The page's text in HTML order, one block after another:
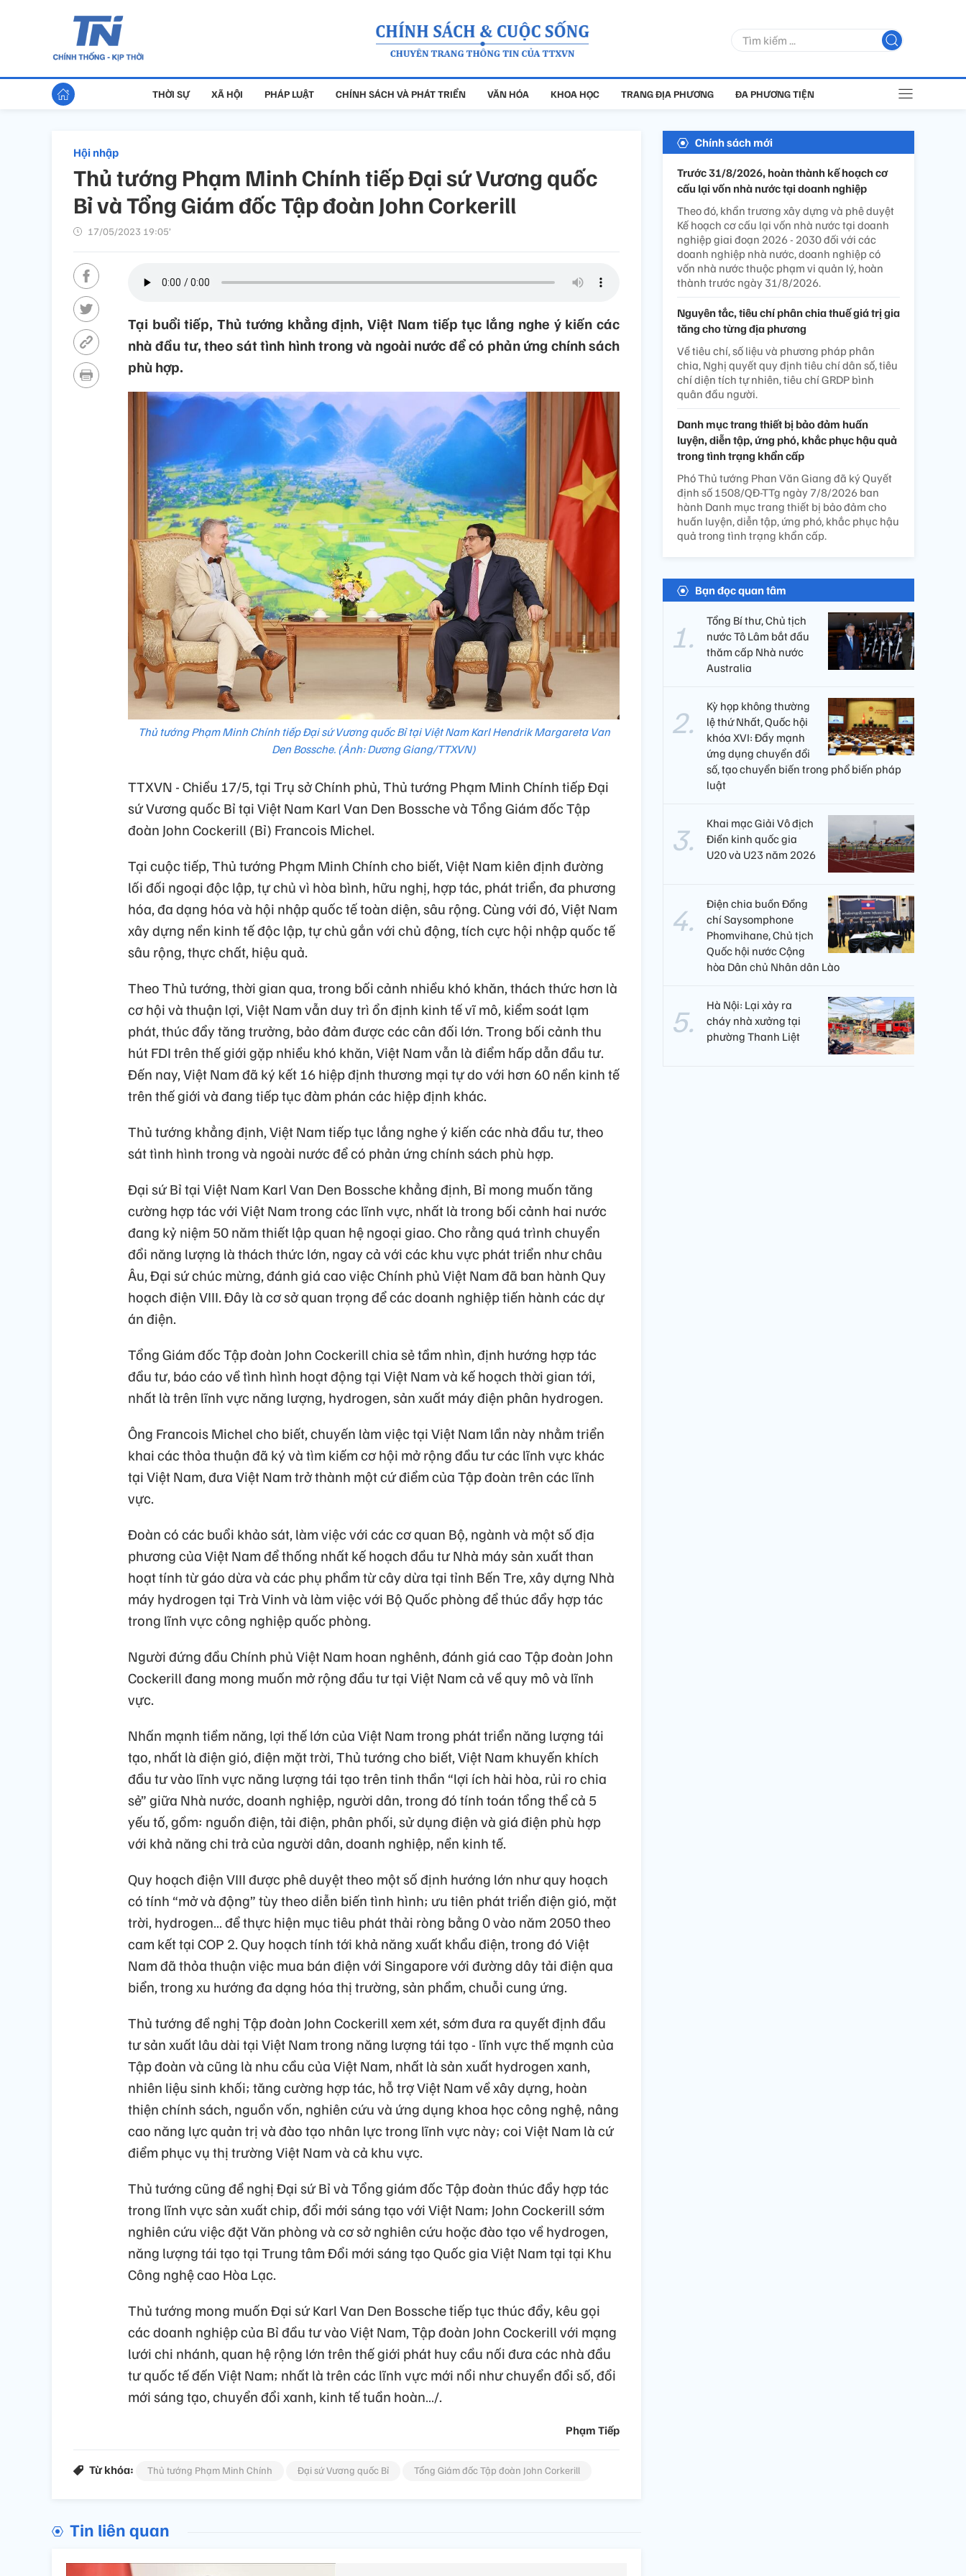
THỜI SỰ XÃ HỘI PHÁP LUẬT CHÍNH SÁCH VÀ PHÁT TRIỂN VĂN HÓA KHOA HỌC TRANG ĐỊA PHƯƠNG ĐA PHƯƠNG TIỆN
Hội nhập
Thủ tướng Phạm Minh Chính tiếp Đại sứ Vương quốc
Bỉ và Tổng Giám đốc Tập đoàn John Corkerill
17/05/2023 19:05’
Tại buổi tiếp, Thủ tướng khẳng định, Việt Nam tiếp tục lắng nghe ý kiến các
nhà đầu tư, theo sát tình hình trong và ngoài nước để có phản ứng chính sách
phù hợp.
Thủ tướng Phạm Minh Chính tiếp Đại sứ Vương quốc Bỉ tại Việt Nam Karl Hendrik Margareta Van
Den Bossche. (Ảnh: Dương Giang/TTXVN)
TTXVN - Chiều 17/5, tại Trụ sở Chính phủ, Thủ tướng Phạm Minh Chính tiếp Đại
sứ Vương quốc Bỉ tại Việt Nam Karl Van Den Bossche và Tổng Giám đốc Tập
đoàn John Cockerill (Bỉ) Francois Michel.
Tại cuộc tiếp, Thủ tướng Phạm Minh Chính cho biết, Việt Nam kiên định đường
lối đối ngoại độc lập, tự chủ vì hòa bình, hữu nghị, hợp tác, phát triển, đa phương
hóa, đa dạng hóa và hội nhập quốc tế toàn diện, sâu rộng. Cùng với đó, Việt Nam
xây dựng nền kinh tế độc lập, tự chủ gắn với chủ động, tích cực hội nhập quốc tế
sâu rộng, thực chất, hiệu quả.
Theo Thủ tướng, thời gian qua, trong bối cảnh nhiều khó khăn, thách thức hơn là
cơ hội và thuận lợi, Việt Nam vẫn duy trì ổn định kinh tế vĩ mô, kiểm soát lạm
phát, thúc đẩy tăng trưởng, bảo đảm được các cân đối lớn. Trong bối cảnh thu
hút FDI trên thế giới gặp nhiều khó khăn, Việt Nam vẫn là điểm hấp dẫn đầu tư.
Đến nay, Việt Nam đã ký kết 16 hiệp định thương mại tự do với hơn 60 nền kinh tế
trên thế giới và đang tiếp tục đàm phán các hiệp định khác.
Thủ tướng khẳng định, Việt Nam tiếp tục lắng nghe ý kiến các nhà đầu tư, theo
sát tình hình trong và ngoài nước để có phản ứng chính sách phù hợp.
Đại sứ Bỉ tại Việt Nam Karl Van Den Bossche khẳng định, Bỉ mong muốn tăng
cường hợp tác với Việt Nam trong các lĩnh vực, nhất là trong bối cảnh hai nước
đang kỷ niệm 50 năm thiết lập quan hệ ngoại giao. Cho rằng quá trình chuyển
đổi năng lượng là thách thức lớn, ngay cả với các khu vực phát triển như châu
Âu, Đại sứ chúc mừng, đánh giá cao việc Chính phủ Việt Nam đã ban hành Quy
hoạch điện VIII. Đây là cơ sở quan trọng để các doanh nghiệp tiến hành các dự
án điện.
Tổng Giám đốc Tập đoàn John Cockerill chia sẻ tầm nhìn, định hướng hợp tác
đầu tư, báo cáo về tình hình hoạt động tại Việt Nam và kế hoạch thời gian tới,
nhất là trên lĩnh vực năng lượng, hydrogen, sản xuất máy điện phân hydrogen.
Ông Francois Michel cho biết, chuyến làm việc tại Việt Nam lần này nhằm triển
khai các thỏa thuận đã ký và tìm kiếm cơ hội mở rộng đầu tư các lĩnh vực khác
tại Việt Nam, đưa Việt Nam trở thành một cứ điểm của Tập đoàn trên các lĩnh
vực.
Đoàn có các buổi khảo sát, làm việc với các cơ quan Bộ, ngành và một số địa
phương của Việt Nam để thống nhất kế hoạch đầu tư Nhà máy sản xuất than
hoạt tính từ gáo dừa và các phụ phẩm từ cây dừa tại tỉnh Bến Tre, xây dựng Nhà
máy hydrogen tại Trà Vinh và làm việc với Bộ Quốc phòng để thúc đẩy hợp tác
trong lĩnh vực công nghiệp quốc phòng.
Người đứng đầu Chính phủ Việt Nam hoan nghênh, đánh giá cao Tập đoàn John
Cockerill đang mong muốn mở rộng đầu tư tại Việt Nam cả về quy mô và lĩnh
vực.
Nhấn mạnh tiềm năng, lợi thế lớn của Việt Nam trong phát triển năng lượng tái
tạo, nhất là điện gió, điện mặt trời, Thủ tướng cho biết, Việt Nam khuyến khích
đầu tư vào lĩnh vực năng lượng tái tạo trên tinh thần “lợi ích hài hòa, rủi ro chia
sẻ” giữa Nhà nước, doanh nghiệp, người dân, trong đó tính toán tổng thể cả 5
yếu tố, gồm: nguồn điện, tải điện, phân phối, sử dụng điện và giá điện phù hợp
với khả năng chi trả của người dân, doanh nghiệp, nền kinh tế.
Quy hoạch điện VIII được phê duyệt theo một số định hướng lớn như quy hoạch
có tính “mở và động” tùy theo diễn biến tình hình; ưu tiên phát triển điện gió, mặt
trời, hydrogen… để thực hiện mục tiêu phát thải ròng bằng 0 vào năm 2050 theo
cam kết tại COP 2. Quy hoạch tính tới khả năng xuất khẩu điện, trong đó Việt
Nam đã thỏa thuận việc mua bán điện với Singapore với đường dây tải điện qua
biển, trong xu hướng đa dạng hóa thị trường, sản phẩm, chuỗi cung ứng.
Thủ tướng đề nghị Tập đoàn John Cockerill xem xét, sớm đưa ra quyết định đầu
tư sản xuất lâu dài tại Việt Nam trong năng lượng tái tạo - lĩnh vực thế mạnh của
Tập đoàn và cũng là nhu cầu của Việt Nam, nhất là sản xuất hydrogen xanh,
nhiên liệu sinh khối; tăng cường hợp tác, hỗ trợ Việt Nam về xây dựng, hoàn
thiện chính sách, nguồn vốn, nghiên cứu và ứng dụng khoa học công nghệ, nâng
cao năng lực quản trị và đào tạo nhân lực trong lĩnh vực này; coi Việt Nam là cứ
điểm phục vụ thị trường Việt Nam và cả khu vực.
Thủ tướng cũng đề nghị Đại sứ Bỉ và Tổng giám đốc Tập đoàn thúc đẩy hợp tác
trong lĩnh vực sản xuất chip, đổi mới sáng tạo với Việt Nam; John Cockerill sớm
nghiên cứu việc đặt Văn phòng và cơ sở nghiên cứu hoặc đào tạo về hydrogen,
năng lượng tái tạo tại Trung tâm Đổi mới sáng tạo Quốc gia Việt Nam tại tại Khu
Công nghệ cao Hòa Lạc.
Thủ tướng mong muốn Đại sứ Karl Van Den Bossche tiếp tục thúc đẩy, kêu gọi
các doanh nghiệp của Bỉ đầu tư vào Việt Nam, Tập đoàn John Cockerill với mạng
lưới chi nhánh, quan hệ rộng lớn trên thế giới phát huy cầu nối đưa các nhà đầu
tư quốc tế đến Việt Nam; nhất là trên các lĩnh vực mới nổi như chuyển đổi số, đổi
mới sáng tạo, chuyển đổi xanh, kinh tế tuần hoàn…/.
Phạm Tiếp
Từ khóa: Thủ tướng Phạm Minh Chính Đại sứ Vương quốc Bỉ Tổng Giám đốc Tập đoàn John Corkerill
Tin liên quan
Chính sách mới
Trước 31/8/2026, hoàn thành kế hoạch cơ
cấu lại vốn nhà nước tại doanh nghiệp
Theo đó, khẩn trương xây dựng và phê duyệt
Kế hoạch cơ cấu lại vốn nhà nước tại doanh
nghiệp giai đoạn 2026 - 2030 đối với các
doanh nghiệp nhà nước, doanh nghiệp có
vốn nhà nước thuộc phạm vi quản lý, hoàn
thành trước ngày 31/8/2026.
Nguyên tắc, tiêu chí phân chia thuế giá trị gia
tăng cho từng địa phương
Về tiêu chí, số liệu và phương pháp phân
chia, Nghị quyết quy định tiêu chí dân số, tiêu
chí diện tích tự nhiên, tiêu chí GRDP bình
quân đầu người.
Danh mục trang thiết bị bảo đảm huấn
luyện, diễn tập, ứng phó, khắc phục hậu quả
trong tình trạng khẩn cấp
Phó Thủ tướng Phan Văn Giang đã ký Quyết
định số 1508/QĐ-TTg ngày 7/8/2026 ban
hành Danh mục trang thiết bị bảo đảm cho
huấn luyện, diễn tập, ứng phó, khắc phục hậu
quả trong tình trạng khẩn cấp.
Bạn đọc quan tâm
Tổng Bí thư, Chủ tịch
nước Tô Lâm bắt đầu
thăm cấp Nhà nước
Australia
Kỳ họp không thường
lệ thứ Nhất, Quốc hội
khóa XVI: Đẩy mạnh
ứng dụng chuyển đổi
số, tạo chuyển biến trong phổ biến pháp
luật
Khai mạc Giải Vô địch
Điền kinh quốc gia
U20 và U23 năm 2026
Điện chia buồn Đồng
chí Saysomphone
Phomvihane, Chủ tịch
Quốc hội nước Cộng
hòa Dân chủ Nhân dân Lào
Hà Nội: Lại xảy ra
cháy nhà xưởng tại
phường Thanh Liệt